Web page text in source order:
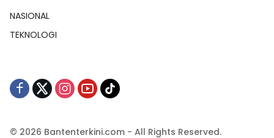
NASIONAL
TEKNOLOGI
© 2026 Bantenterkini.com - All Rights Reserved.